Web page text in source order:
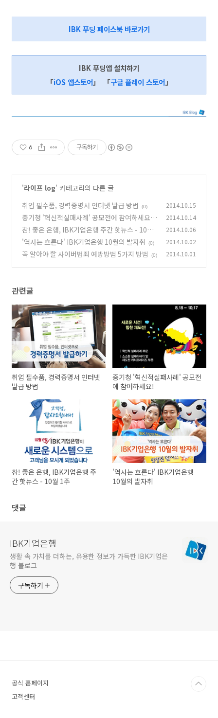
IBK 푸딩 페이스북 바로가기
IBK 푸딩앱 설치하기
「iOS 앱스토어」 「구글 플레이 스토어」
6 구독하기
'라이프 log' 카테고리의 다른 글
취업 필수품, 경력증명서 인터넷 발급 방법
(0) 2014.10.15
중기청 '혁신적실패사례' 공모전에 참여하세요!
(0)
2014.10.14
참! 좋은 은행, IBK기업은행 주간 핫뉴스 - 10월
1주 (0)
2014.10.06
'역사는 흐른다' IBK기업은행 10월의 발자취 (0) 2014.10.02
꼭 알아야 할 사이버범죄 예방방법 5가지 방법 (0) 2014.10.01
관련글
취업 필수품, 경력증명서 인터넷
발급 방법
중기청 '혁신적실패사례' 공모전
에 참여하세요!
참! 좋은 은행, IBK기업은행 주
간 핫뉴스 - 10월 1주
'역사는 흐른다' IBK기업은행
10월의 발자취
댓글
IBK기업은행
생활 속 가치를 더하는, 유용한 정보가 가득한 IBK기업은
행 블로그
구독하기
공식 홈페이지
고객센터